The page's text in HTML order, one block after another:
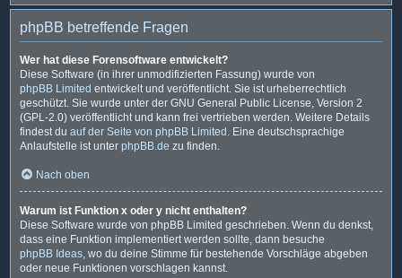
phpBB betreffende Fragen
Wer hat diese Forensoftware entwickelt?
Diese Software (in ihrer unmodifizierten Fassung) wurde von
phpBB Limited entwickelt und veröffentlicht. Sie ist urheberrechtlich
geschützt. Sie wurde unter der GNU General Public License, Version 2
(GPL-2.0) veröffentlicht und kann frei vertrieben werden. Weitere Details
findest du auf der Seite von phpBB Limited . Eine deutschsprachige
Anlaufstelle ist unter phpBB.de zu finden.
Nach oben
Warum ist Funktion x oder y nicht enthalten?
Diese Software wurde von phpBB Limited geschrieben. Wenn du denkst,
dass eine Funktion implementiert werden sollte, dann besuche
phpBB Ideas, wo du deine Stimme für bestehende Vorschläge abgeben
oder neue Funktionen vorschlagen kannst.